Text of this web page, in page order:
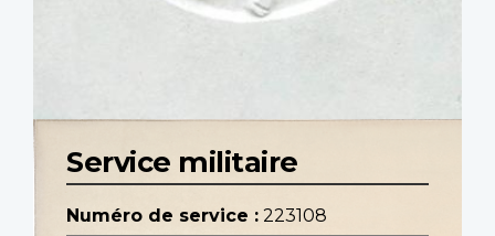
Service militaire
Numéro de service : 223108